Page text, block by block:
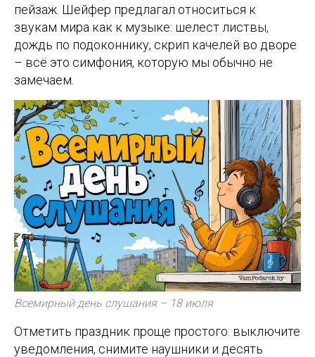
пейзаж. Шейфер предлагал относиться к
звукам мира как к музыке: шелест листвы,
дождь по подоконнику, скрип качелей во дворе
– всё это симфония, которую мы обычно не
замечаем.
Всемирный день слушания – 18 июля
Отметить праздник проще простого: выключите
уведомления, снимите наушники и десять